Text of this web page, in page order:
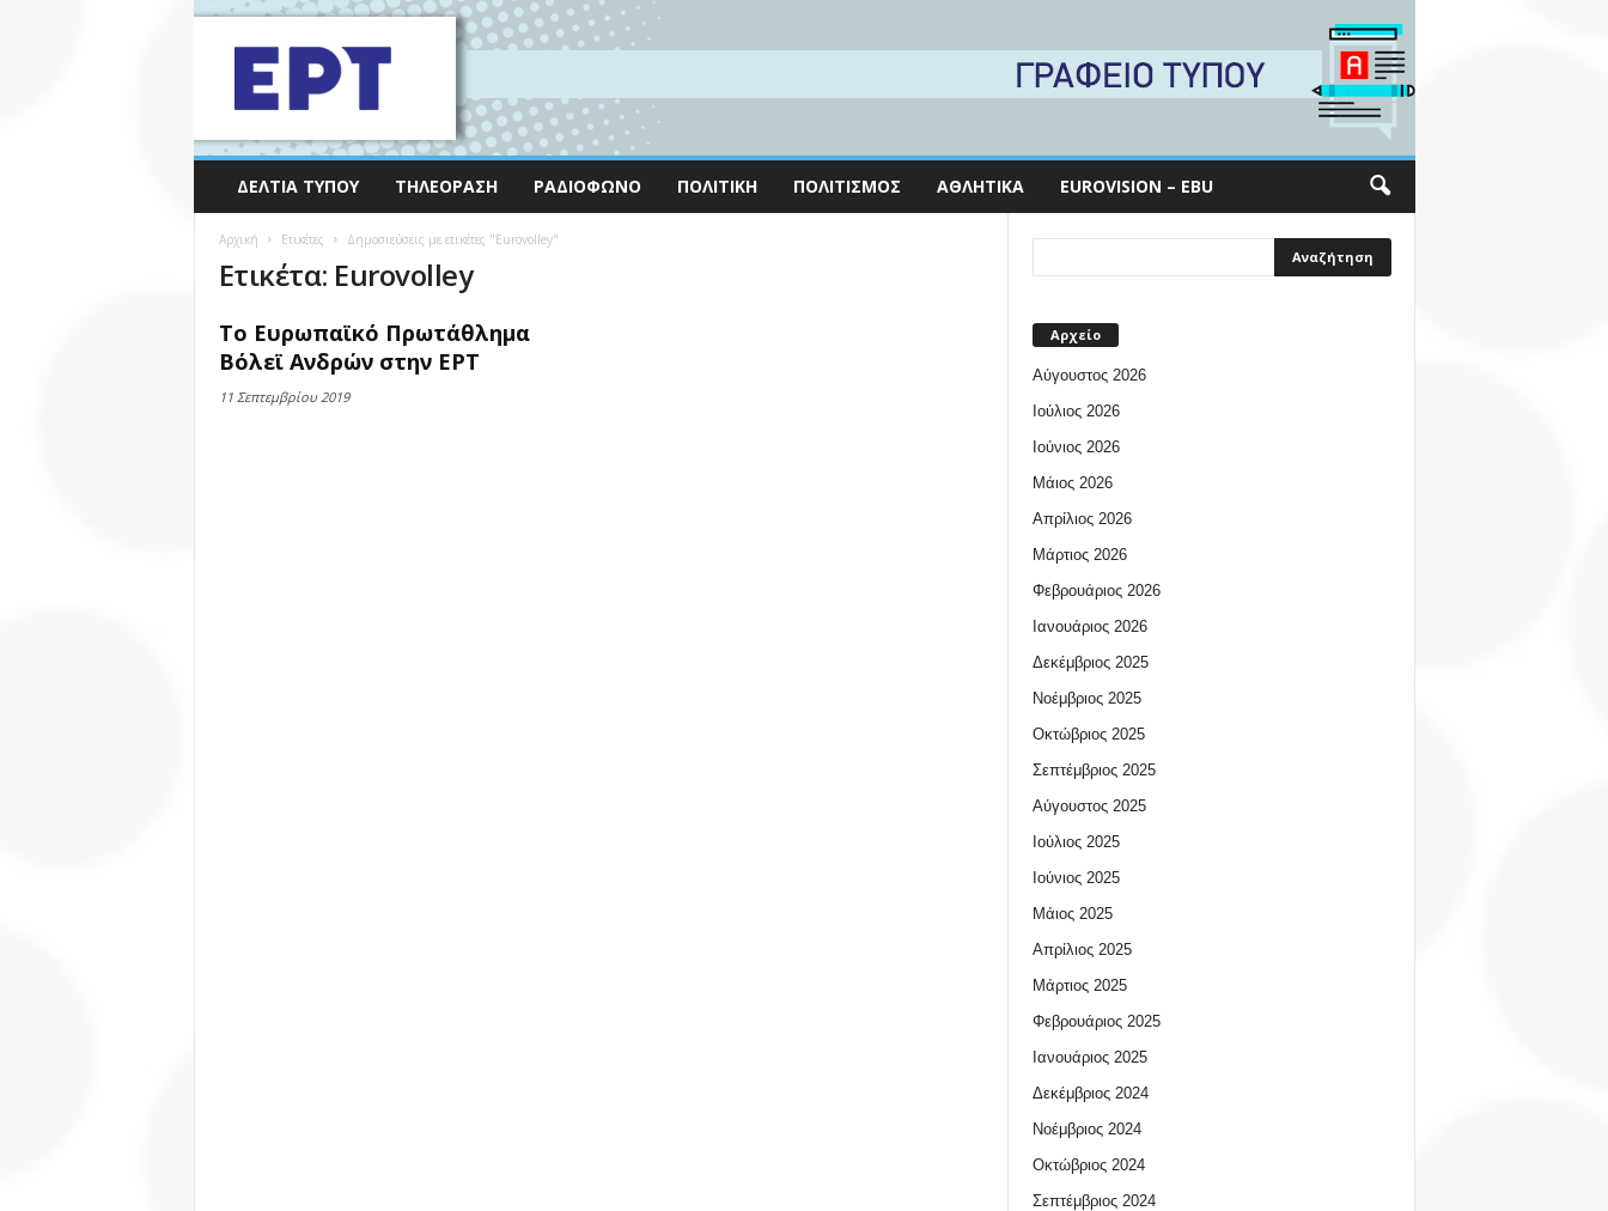
ΔΕΛΤΊΑ ΤΎΠΟΥ ΤΗΛΕΌΡΑΣΗ ΡΑΔΙΌΦΩΝΟ ΠΟΛΙΤΙΚΉ ΠΟΛΙΤΙΣΜΌΣ ΑΘΛΗΤΙΚΆ EUROVISION – EBU
Αρχική Ετικέτες Δημοσιεύσεις με ετικέτες "Εurovolley"
Ετικέτα: Εurovolley
Το Ευρωπαϊκό Πρωτάθλημα
Βόλεϊ Ανδρών στην ΕΡΤ
11 Σεπτεμβρίου 2019
Αρχείο
Αύγουστος 2026
Ιούλιος 2026
Ιούνιος 2026
Μάιος 2026
Απρίλιος 2026
Μάρτιος 2026
Φεβρουάριος 2026
Ιανουάριος 2026
Δεκέμβριος 2025
Νοέμβριος 2025
Οκτώβριος 2025
Σεπτέμβριος 2025
Αύγουστος 2025
Ιούλιος 2025
Ιούνιος 2025
Μάιος 2025
Απρίλιος 2025
Μάρτιος 2025
Φεβρουάριος 2025
Ιανουάριος 2025
Δεκέμβριος 2024
Νοέμβριος 2024
Οκτώβριος 2024
Σεπτέμβριος 2024